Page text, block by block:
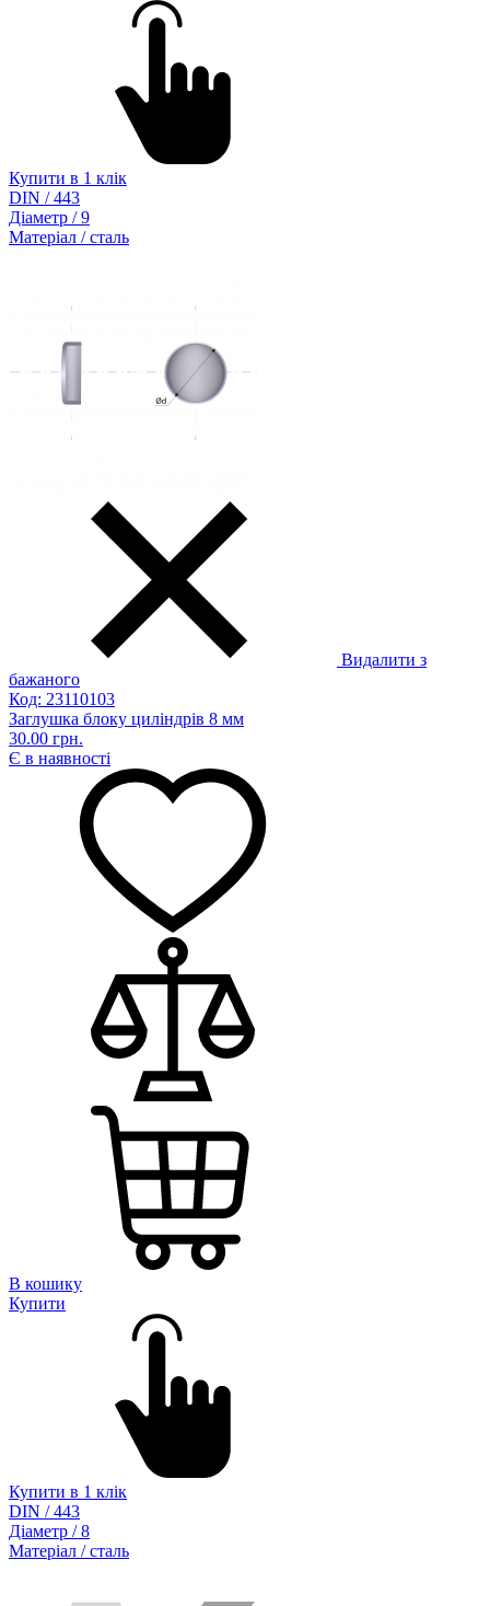
Купити в 1 клік
DIN / 443
Діаметр / 9
Матеріал / сталь
Видалити з
бажаного
Код: 23110103
Заглушка блоку циліндрів 8 мм
30.00 грн.
Є в наявності
В кошику
Купити
Купити в 1 клік
DIN / 443
Діаметр / 8
Матеріал / сталь